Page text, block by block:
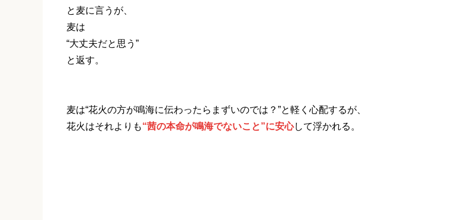
と麦に言うが、
麦は
“大丈夫だと思う”
と返す。
麦は“花火の方が鳴海に伝わったらまずいのでは？”と軽く心配するが、
花火はそれよりも“茜の本命が鳴海でないこと”に安心して浮かれる。